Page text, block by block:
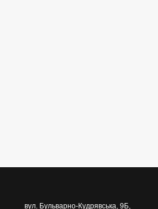
вул. Бульварно-Кудрявська, 9Б,